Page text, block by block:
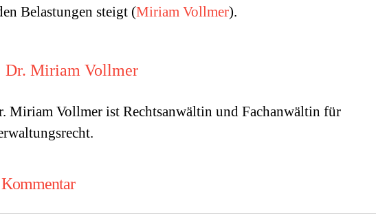
Belastungen steigt (Miriam Vollmer).
Dr. Miriam Vollmer
Miriam Vollmer ist Rechtsanwältin und Fachanwältin für